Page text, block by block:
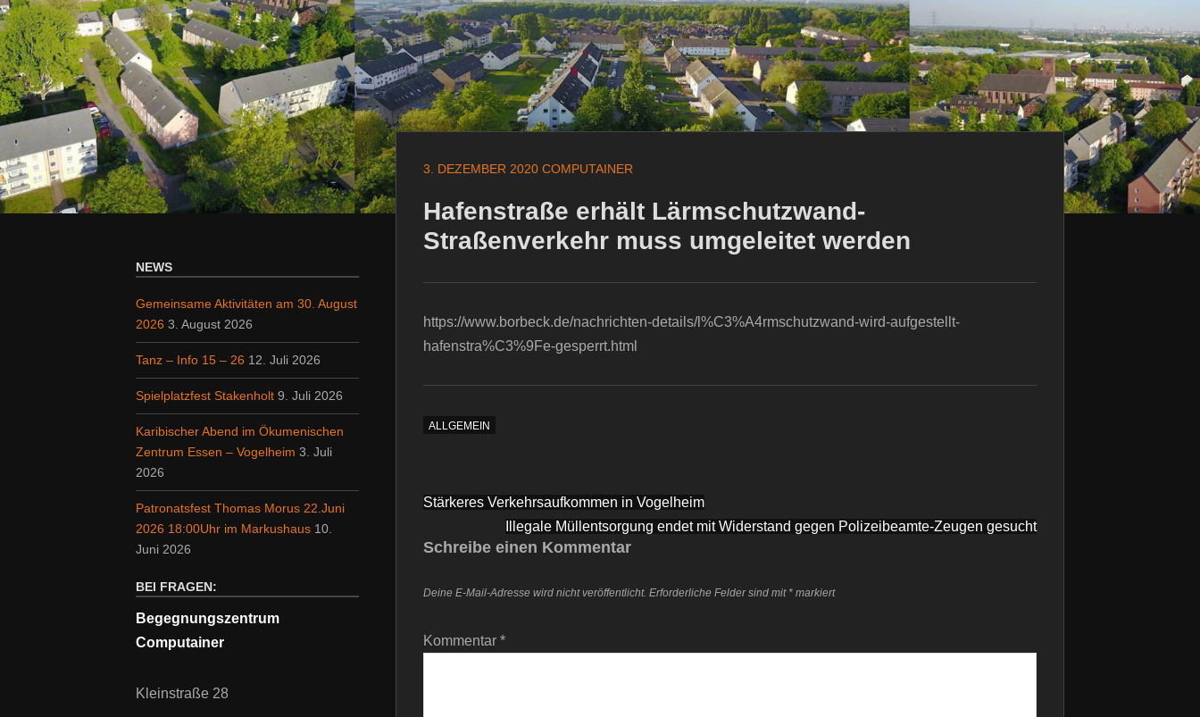
3. DEZEMBER 2020 COMPUTAINER
Hafenstraße erhält Lärmschutzwand-
Straßenverkehr muss umgeleitet werden
https://www.borbeck.de/nachrichten-details/l%C3%A4rmschutzwand-wird-aufgestellt-
hafenstra%C3%9Fe-gesperrt.html
ALLGEMEIN
Beitragsnavigation
Stärkeres Verkehrsaufkommen in Vogelheim
Illegale Müllentsorgung endet mit Widerstand gegen Polizeibeamte-Zeugen gesucht
Schreibe einen Kommentar
Deine E-Mail-Adresse wird nicht veröffentlicht. Erforderliche Felder sind mit * markiert
Kommentar*
NEWS
Gemeinsame Aktivitäten am 30. August
2026 3. August 2026
Tanz – Info 15 – 26 12. Juli 2026
Spielplatzfest Stakenholt 9. Juli 2026
Karibischer Abend im Ökumenischen
Zentrum Essen – Vogelheim 3. Juli
2026
Patronatsfest Thomas Morus 22.Juni
2026 18:00Uhr im Markushaus 10.
Juni 2026
BEI FRAGEN:
Begegnungszentrum
Computainer
Kleinstraße 28